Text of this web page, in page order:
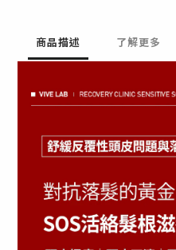
商品描述 了解更多